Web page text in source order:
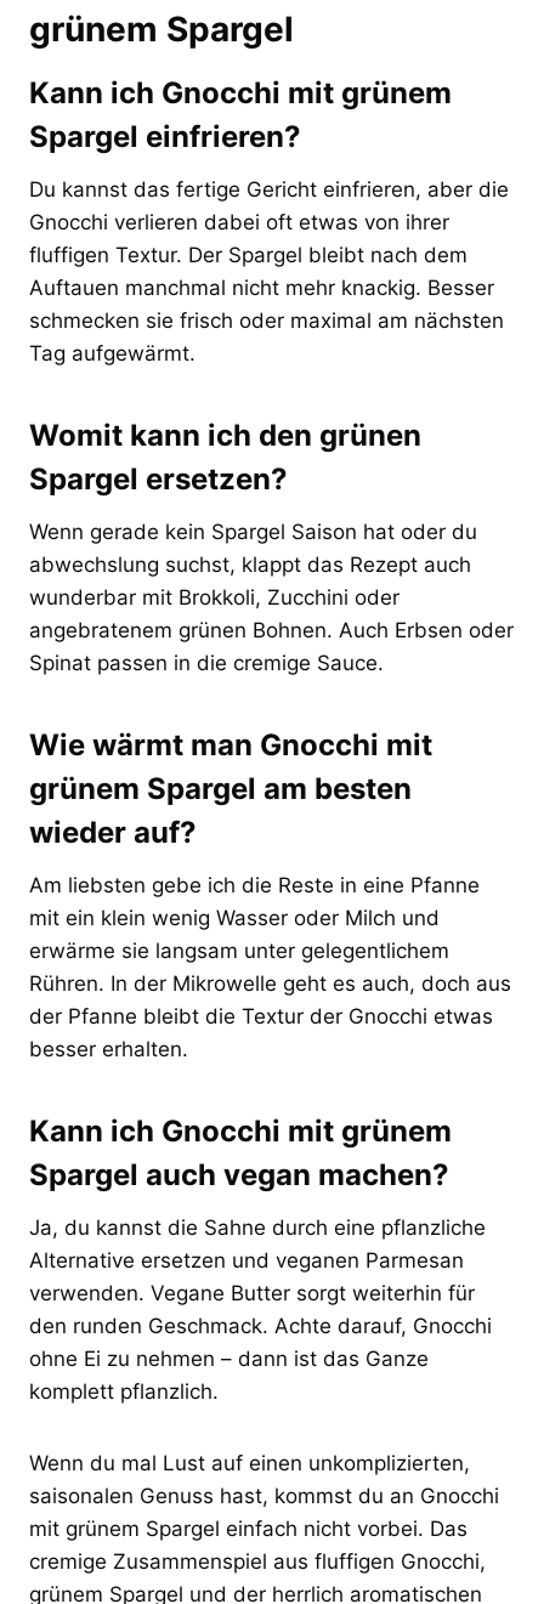
grünem Spargel
Kann ich Gnocchi mit grünem
Spargel einfrieren?
Du kannst das fertige Gericht einfrieren, aber die
Gnocchi verlieren dabei oft etwas von ihrer
fluffigen Textur. Der Spargel bleibt nach dem
Auftauen manchmal nicht mehr knackig. Besser
schmecken sie frisch oder maximal am nächsten
Tag aufgewärmt.
Womit kann ich den grünen
Spargel ersetzen?
Wenn gerade kein Spargel Saison hat oder du
abwechslung suchst, klappt das Rezept auch
wunderbar mit Brokkoli, Zucchini oder
angebratenem grünen Bohnen. Auch Erbsen oder
Spinat passen in die cremige Sauce.
Wie wärmt man Gnocchi mit
grünem Spargel am besten
wieder auf?
Am liebsten gebe ich die Reste in eine Pfanne
mit ein klein wenig Wasser oder Milch und
erwärme sie langsam unter gelegentlichem
Rühren. In der Mikrowelle geht es auch, doch aus
der Pfanne bleibt die Textur der Gnocchi etwas
besser erhalten.
Kann ich Gnocchi mit grünem
Spargel auch vegan machen?
Ja, du kannst die Sahne durch eine pflanzliche
Alternative ersetzen und veganen Parmesan
verwenden. Vegane Butter sorgt weiterhin für
den runden Geschmack. Achte darauf, Gnocchi
ohne Ei zu nehmen – dann ist das Ganze
komplett pflanzlich.
Wenn du mal Lust auf einen unkomplizierten,
saisonalen Genuss hast, kommst du an Gnocchi
mit grünem Spargel einfach nicht vorbei. Das
cremige Zusammenspiel aus fluffigen Gnocchi,
grünem Spargel und der herrlich aromatischen